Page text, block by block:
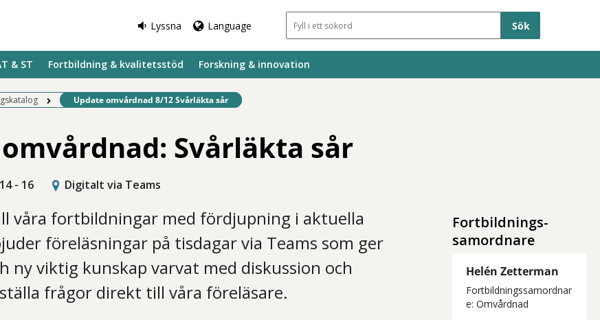
Lyssna Language Sökfält
& ST Fortbildning & kvalitetsstöd Forskning & innovation
Befintlig sida:
Update omvårdnad 8/12 Svårläkta sår
Svårläkta sår
14 - 16 Digitalt via Teams
våra fortbildningar med fördjupning i aktuella
föreläsningar på tisdagar via Teams som ger
ny viktig kunskap varvat med diskussion och
frågor direkt till våra föreläsare.
Fortbildnings-
samordnare
Helén Zetterman
Fortbildningssamordnar
e: Omvårdnad